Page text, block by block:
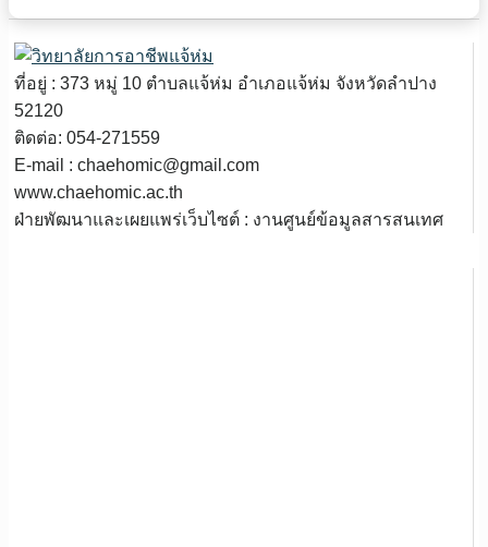
ที่อยู่ : 373 หมู่ 10 ตำบลแจ้ห่ม อำเภอแจ้ห่ม จังหวัดลำปาง
52120
ติดต่อ: 054-271559
E-mail : chaehomic@gmail.com
www.chaehomic.ac.th
ฝ่ายพัฒนาและเผยแพร่เว็บไซต์ : งานศูนย์ข้อมูลสารสนเทศ